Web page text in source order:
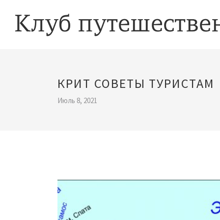
КРИТ СОВЕТЫ ТУРИСТАМ
Июль 8, 2021